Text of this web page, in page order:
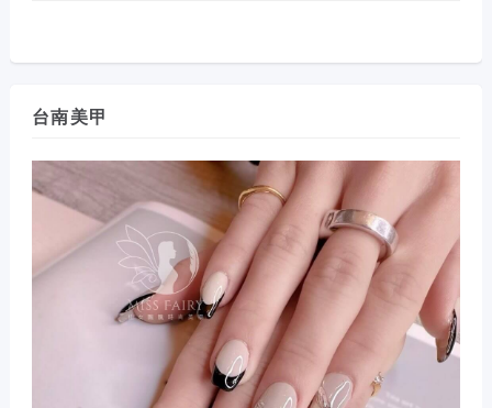
台南美甲